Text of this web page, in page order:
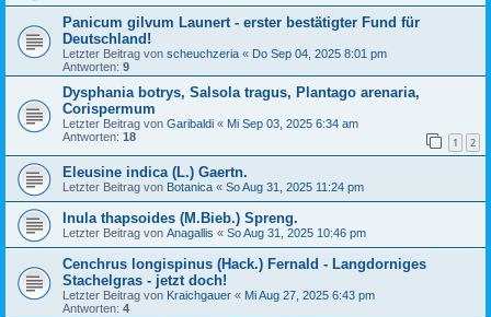
Panicum gilvum Launert - erster bestätigter Fund für
Deutschland!
Letzter Beitrag von scheuchzeria « Do Sep 04, 2025 8:01 pm
Antworten: 9
Dysphania botrys, Salsola tragus, Plantago arenaria,
Corispermum
Letzter Beitrag von Garibaldi « Mi Sep 03, 2025 6:34 am
Antworten: 18 1 2
Eleusine indica (L.) Gaertn.
Letzter Beitrag von Botanica « So Aug 31, 2025 11:24 pm
Inula thapsoides (M.Bieb.) Spreng.
Letzter Beitrag von Anagallis « So Aug 31, 2025 10:46 pm
Cenchrus longispinus (Hack.) Fernald - Langdorniges
Stachelgras - jetzt doch!
Letzter Beitrag von Kraichgauer « Mi Aug 27, 2025 6:43 pm
Antworten: 4